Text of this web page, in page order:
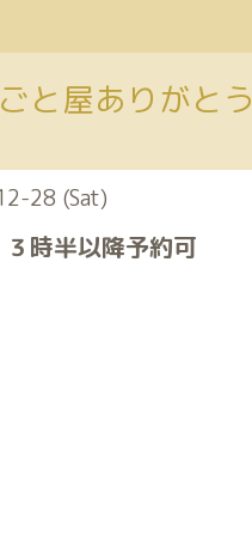
と屋ありがとう
28 (Sat)
時半以降予約可